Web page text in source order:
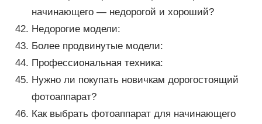
начинающего — недорогой и хороший?
Недорогие модели:
Более продвинутые модели:
Профессиональная техника:
Нужно ли покупать новичкам дорогостоящий
фотоаппарат?
Как выбрать фотоаппарат для начинающего